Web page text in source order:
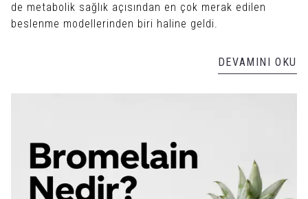
de metabolik sağlık açısından en çok merak edilen
beslenme modellerinden biri haline geldi.
DEVAMINI OKU